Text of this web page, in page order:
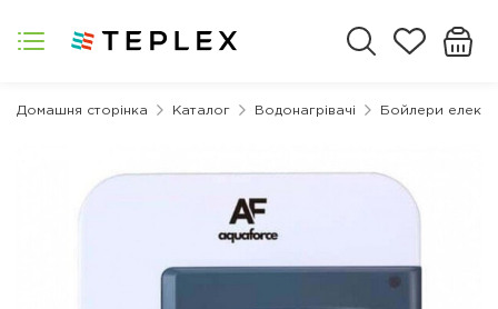
Домашня сторінка Каталог Водонагрівачі Бойлери